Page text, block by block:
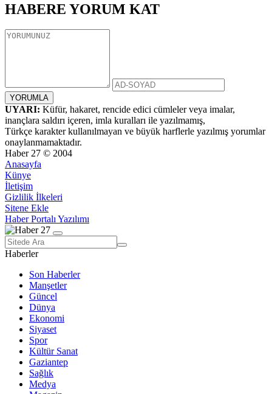
HABERE YORUM KAT
UYARI: Küfür, hakaret, rencide edici cümleler veya imalar,
inançlara saldırı içeren, imla kuralları ile yazılmamış,
Türkçe karakter kullanılmayan ve büyük harflerle yazılmış yorumlar
onaylanmamaktadır.
Haber 27 © 2004
Anasayfa
Künye
İletişim
Gizlilik İlkeleri
Sitene Ekle
Haber Portalı Yazılımı
Haberler
Son Haberler
Manşetler
Güncel
Dünya
Ekonomi
Siyaset
Spor
Kültür Sanat
Gaziantep
Sağlık
Medya